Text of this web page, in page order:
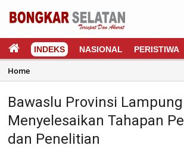
INDEKS NASIONAL PERISTIWA
Home
Bawaslu Provinsi Lampung
Menyelesaikan Tahapan
dan Penelitian